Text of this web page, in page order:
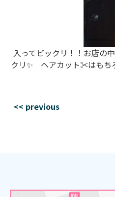
入ってビックリ！！お店の
クリ✨ ヘアカット✂はもち
<< previous